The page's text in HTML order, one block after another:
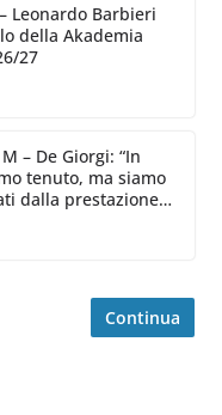
Leonardo Barbieri
della Akademia
27
– De Giorgi: “In
tenuto, ma siamo
dalla prestazione
Continua